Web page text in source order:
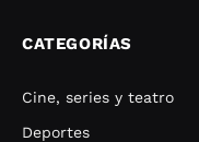
CATEGORÍAS
Cine, series y teatro
Deportes